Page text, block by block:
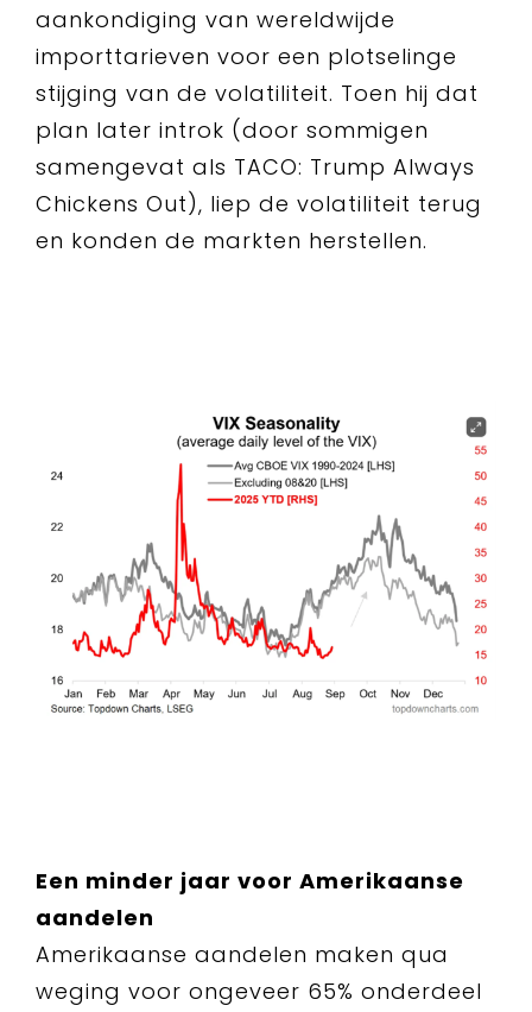
aankondiging van wereldwijde
importtarieven voor een plotselinge
stijging van de volatiliteit. Toen hij dat
plan later introk (door sommigen
samengevat als TACO: Trump Always
Chickens Out), liep de volatiliteit terug
en konden de markten herstellen.
Een minder jaar voor Amerikaanse
aandelen
Amerikaanse aandelen maken qua
weging voor ongeveer 65% onderdeel